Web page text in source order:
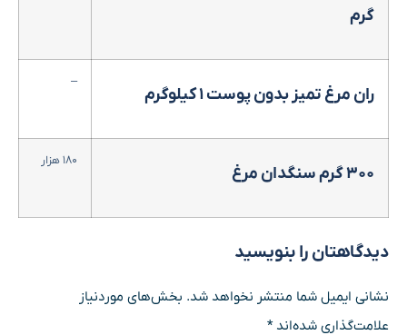
گرم
ران مرغ تمیز بدون پوست ۱ کیلوگرم
–
۳۰۰ گرم سنگدان مرغ
۱۸۰ هزار
دیدگاهتان را بنویسید
نشانی ایمیل شما منتشر نخواهد شد. بخش‌های موردنیاز
علامت‌گذاری شده‌اند*